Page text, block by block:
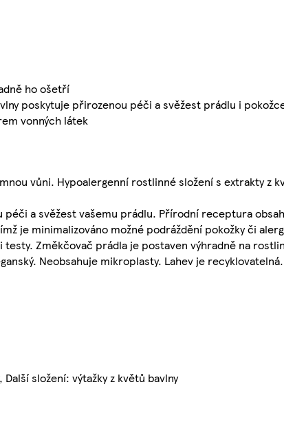
ho ošetří
poskytuje přirozenou péči a svěžest prádlu i
vonných látek
vůni. Hypoalergenní rostlinné složení s extrakty z
péči a svěžest vašemu prádlu. Přírodní receptura
je minimalizováno možné podráždění pokožky či
Změkčovač prádla je postaven výhradně na
Neobsahuje mikroplasty. Lahev je
složení: výtažky z květů bavlny